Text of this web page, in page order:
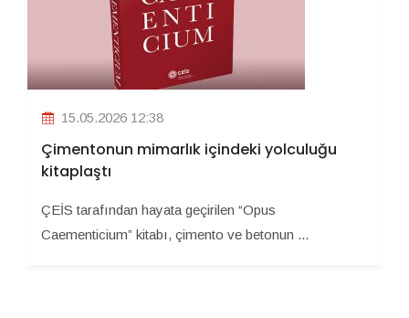
15.05.2026 12:38
Çimentonun mimarlık içindeki yolculuğu
kitaplaştı
ÇEİS tarafından hayata geçirilen “Opus
Caementicium” kitabı, çimento ve betonun ...